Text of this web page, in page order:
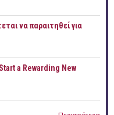
να παραιτηθεί για
a Rewarding New